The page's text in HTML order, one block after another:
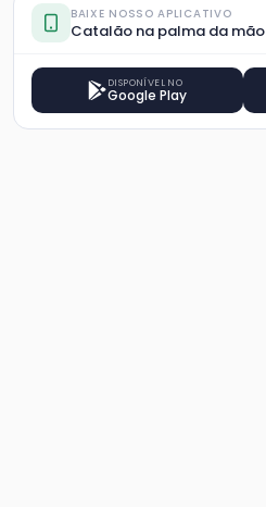
BAIXE NOSSO APLICATIVO
Catalão na palma da mão
DISPONÍVEL NO
Google Play